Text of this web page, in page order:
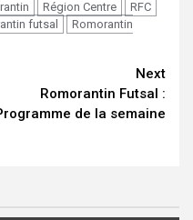
Région Centre
RFC
futsal
Romorantin
Next
Romorantin Futsal :
de la semaine